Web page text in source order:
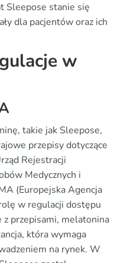
Sleepose stanie się
dla pacjentów oraz ich
w
takie jak Sleepose,
przepisy dotyczące
Rejestracji
Medycznych i
(Europejska Agencja
w regulacji dostępu
przepisami, melatonina
która wymaga
na rynek. W